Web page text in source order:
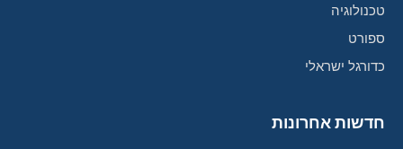
טכנולוגיה
ספורט
כדורגל ישראלי
חדשות אחרונות